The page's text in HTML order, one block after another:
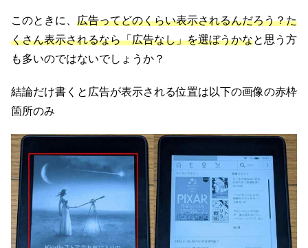
このときに、 広告ってどのくらい表示されるんだろう？た
くさん表示されるなら「広告なし」を選ぼうかなと思う方
も多いのではないでしょうか？
結論だけ書くと広告が表示される位置は以下の画像の赤枠
箇所のみ